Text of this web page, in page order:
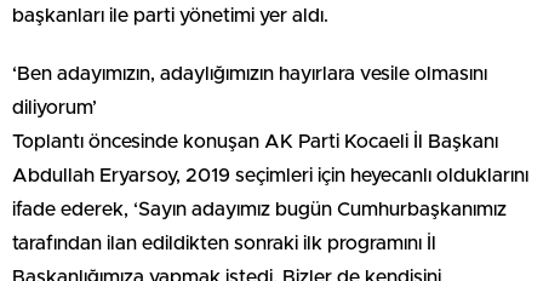
başkanları ile parti yönetimi yer aldı.
‘Ben adayımızın, adaylığımızın hayırlara vesile olmasını
diliyorum’
Toplantı öncesinde konuşan AK Parti Kocaeli İl Başkanı
Abdullah Eryarsoy, 2019 seçimleri için heyecanlı olduklarını
ifade ederek, ‘Sayın adayımız bugün Cumhurbaşkanımız
tarafından ilan edildikten sonraki ilk programını İl
Başkanlığımıza yapmak istedi. Bizler de kendisini